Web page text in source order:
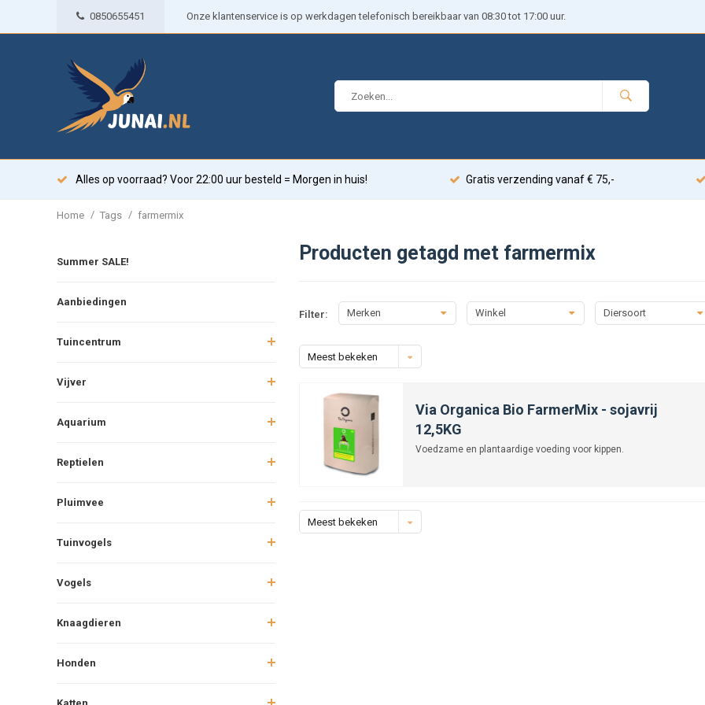
0850655451 Onze klantenservice is op werkdagen telefonisch bereikbaar van 08:30 tot 17:00 uur.
Alles op voorraad? Voor 22:00 uur besteld = Morgen in huis! Gratis verzending vanaf € 75,-
Home / Tags / farmermix
Summer SALE!
Aanbiedingen
Tuincentrum
Vijver
Aquarium
Reptielen
Pluimvee
Tuinvogels
Vogels
Knaagdieren
Honden
Producten getagd met farmermix
Filter: Merken Winkel Diersoort
Meest bekeken
Via Organica Bio FarmerMix - sojavrij
12,5KG
Voedzame en plantaardige voeding voor kippen.
Meest bekeken